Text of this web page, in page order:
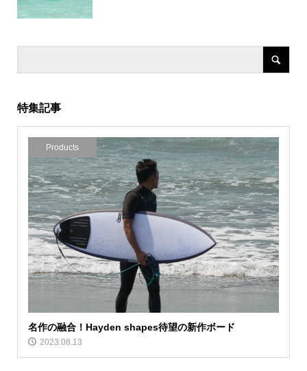
特集記事
Products
名作の融合！Hayden shapes待望の新作ボード
2023.08.13